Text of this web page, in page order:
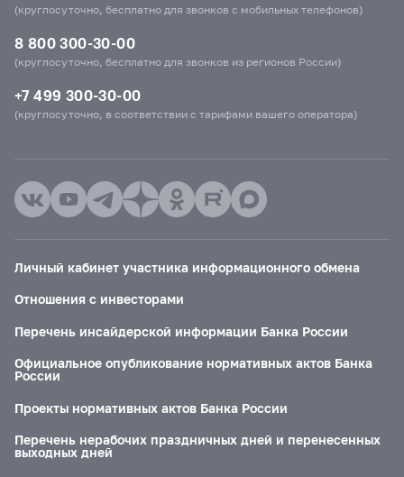
(круглосуточно, бесплатно для звонков с мобильных телефонов)
8 800 300-30-00
(круглосуточно, бесплатно для звонков из регионов России)
+7 499 300-30-00
(круглосуточно, в соответствии с тарифами вашего оператора)
Личный кабинет участника информационного обмена
Отношения с инвесторами
Перечень инсайдерской информации Банка России
Официальное опубликование нормативных актов Банка
России
Проекты нормативных актов Банка России
Перечень нерабочих праздничных дней и перенесенных
выходных дней